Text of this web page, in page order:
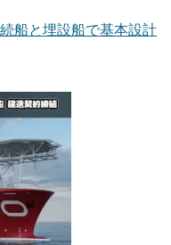
船と埋設船で基本設計